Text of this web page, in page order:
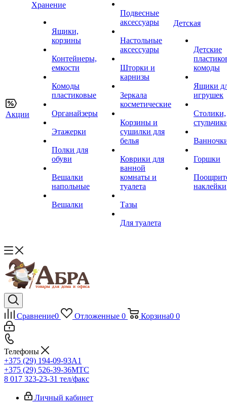
Акции
Хранение
Ящики,
корзины
Контейнеры,
емкости
Комоды
пластиковые
Органайзеры
Этажерки
Полки для
обуви
Вешалки
напольные
Вешалки
Подвесные
аксессуары
Настольные
аксессуары
Шторки и
карнизы
Зеркала
косметические
Корзины и
сушилки для
белья
Коврики для
ванной
комнаты и
туалета
Тазы
Для туалета
Детская
Детские
комоды
Ящики
игрушек
Столики,
Горшки
наклейки
Сравнение0 Отложенные 0 Корзина0 0
Телефоны
+375 (29) 194-09-93A1
+375 (29) 526-39-36МТС
8 017 323-23-31 тел/факс
Личный кабинет